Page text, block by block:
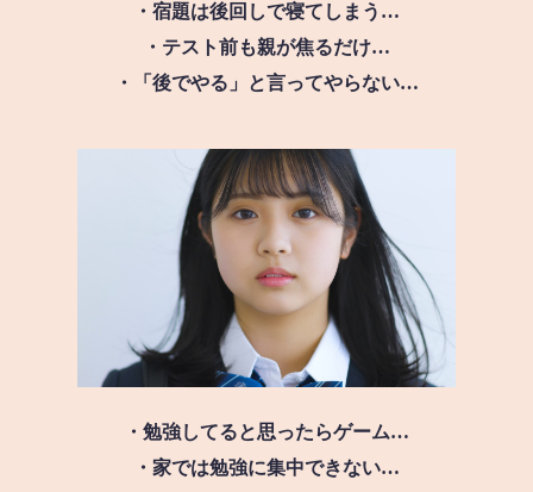
・宿題は後回しで寝てしまう…
・テスト前も親が焦るだけ…
・「後でやる」と言ってやらない…
・勉強してると思ったらゲーム…
・家では勉強に集中できない…